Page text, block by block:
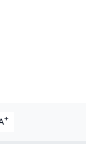
+